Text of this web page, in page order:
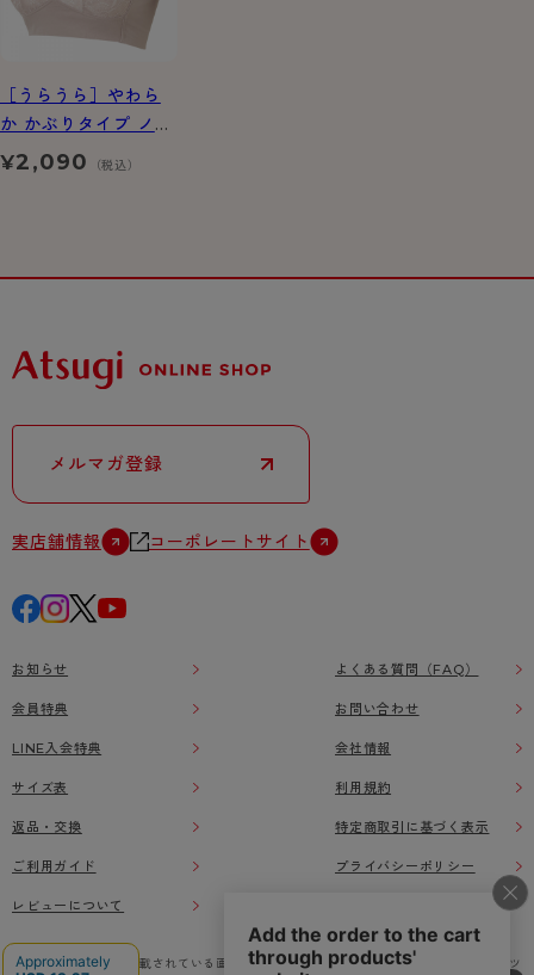
［うらうら］やわら
か かぶりタイプ ノン
ワイヤーブラジャー
¥2,090 （税込）
メルマガ登録
実店舗情報 コーポレートサイト
お知らせ
会員特典
LINE入会特典
サイズ表
返品・交換
ご利用ガイド
レビューについて
よくある質問（FAQ）
お問い合わせ
会社情報
利用規約
特定商取引に基づく表示
プライバシーポリシー
本ウェブサイト上に掲載されている画像、イラストなどの著作物の全部または一部をアツ